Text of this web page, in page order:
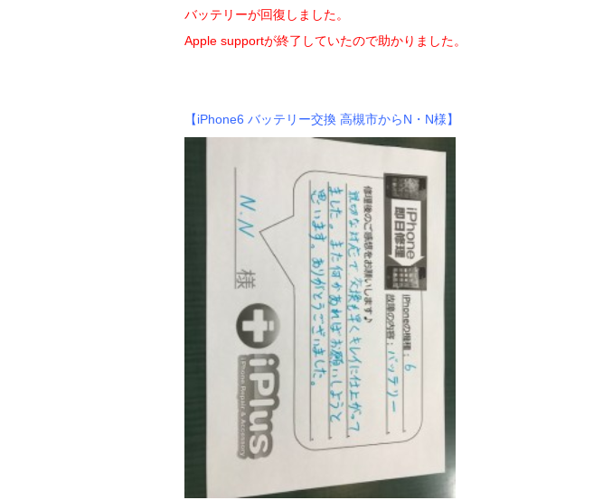
バッテリーが回復しました。
Apple supportが終了していたので助かりました。
【iPhone6 バッテリー交換 高槻市からN・N様】